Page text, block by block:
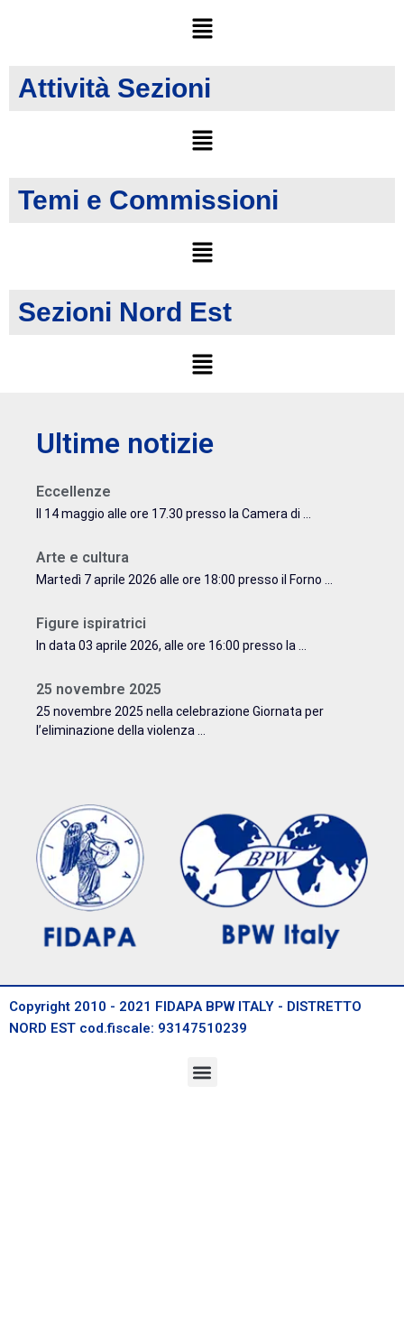
Attività Sezioni
Temi e Commissioni
Sezioni Nord Est
Ultime notizie
Eccellenze
Il 14 maggio alle ore 17.30 presso la Camera di ...
Arte e cultura
Martedì 7 aprile 2026 alle ore 18:00 presso il Forno ...
Figure ispiratrici
In data 03 aprile 2026, alle ore 16:00 presso la ...
25 novembre 2025
25 novembre 2025 nella celebrazione Giornata per
l’eliminazione della violenza ...
Copyright 2010 - 2021 FIDAPA BPW ITALY - DISTRETTO
NORD EST cod.fiscale: 93147510239